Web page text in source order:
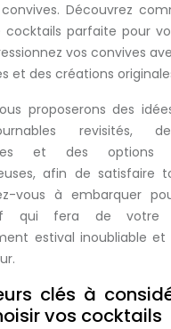
Découvrez
cocktails parfaite pour
vos convives
et des créations
proposerons des
revisités,
et des options
afin de satisfaire
vous à embarquer
qui fera de votre
estival inoubliable
clés à
vos cocktails